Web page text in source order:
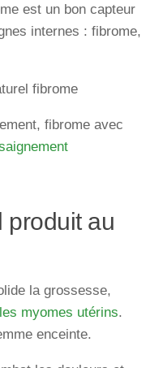
est un bon capteur
internes : fibrome,
fibrome
fibrome avec
produit au
la grossesse,
myomes utérins.
enceinte.